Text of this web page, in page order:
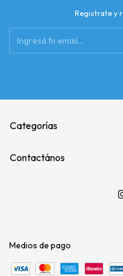
Registrate y
Categorías
Contactános
Medios de pago